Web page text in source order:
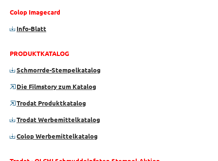
Colop Imagecard
Info-Blatt
PRODUKTKATALOG
Schmorrde-Stempelkatalog
Die Filmstory zum Katalog
Trodat Produktkatalog
Trodat Werbemittelkatalog
Colop Werbemittelkatalog